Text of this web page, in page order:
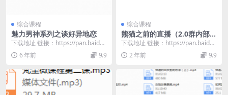
综合课程
魅力男神系列之谈好异地恋
下载地址 链接：https://pan.baidu.
com/s/1DD3g7X7...
6 年前 9.9
综合课程
熊猫之前的直播（2.0群内部拿
的）
下载地址 链接：https://pan.baidu.
com/s/1cBd_eQT...
2 年前 9.9